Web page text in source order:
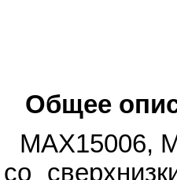
Общее
MAX15006,
со